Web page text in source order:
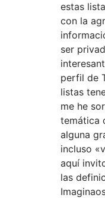
estas
con la
ser
perfil de
listas
me he
temática
alguna
incluso
aquí
las